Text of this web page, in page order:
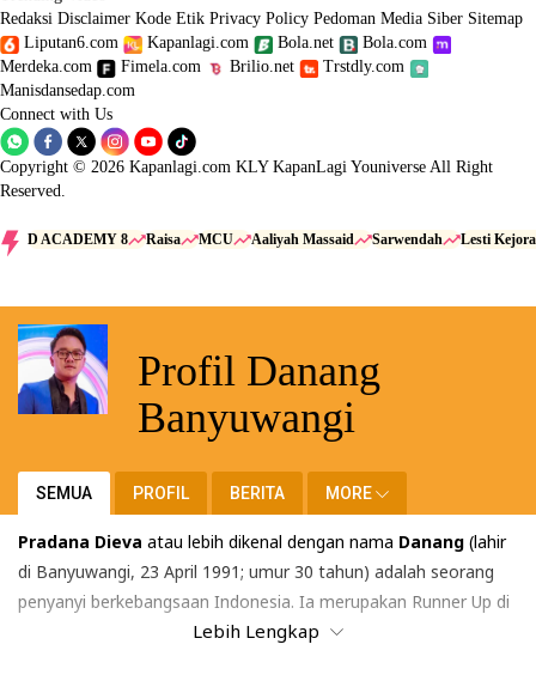
Redaksi Disclaimer Kode Etik Privacy Policy Pedoman Media Siber Sitemap
Liputan6.com
Kapanlagi.com Bola.net
Bola.com
Merdeka.com
Fimela.com Brilio.net
Trstdly.com
Manisdansedap.com
Connect with Us
Copyright © 2026 Kapanlagi.com KLY KapanLagi Youniverse All Right
Reserved.
D ACADEMY 8 Raisa MCU Aaliyah Massaid Sarwendah Lesti Kejora
Profil Danang
Banyuwangi
SEMUA PROFIL BERITA MORE
Pradana Dieva atau lebih dikenal dengan nama Danang (lahir
di Banyuwangi, 23 April 1991; umur 30 tahun) adalah seorang
penyanyi berkebangsaan Indonesia. Ia merupakan Runner Up di
dan juara pertama di
Lebih Lengkap